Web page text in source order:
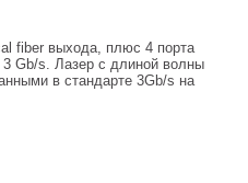
fiber выхода, плюс 4 порта
Gb/s. Лазер с длиной волны
в стандарте 3Gb/s на